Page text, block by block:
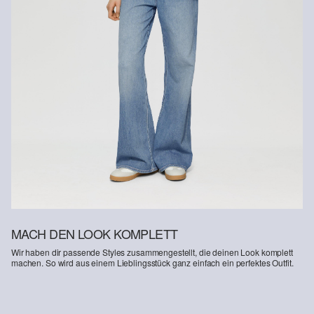
MACH DEN LOOK KOMPLETT
Wir haben dir passende Styles zusammengestellt, die deinen Look komplett
machen. So wird aus einem Lieblingsstück ganz einfach ein perfektes Outfit.